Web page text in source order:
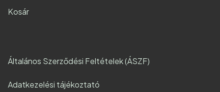
Kosár
Általános Szerződési Feltételek (ÁSZF)
Adatkezelési tájékoztató